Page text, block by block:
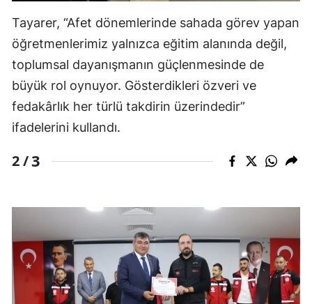
Tayarer, “Afet dönemlerinde sahada görev yapan
öğretmenlerimiz yalnızca eğitim alanında değil,
toplumsal dayanışmanın güçlenmesinde de
büyük rol oynuyor. Gösterdikleri özveri ve
fedakârlık her türlü takdirin üzerindedir”
ifadelerini kullandı.
2 /3